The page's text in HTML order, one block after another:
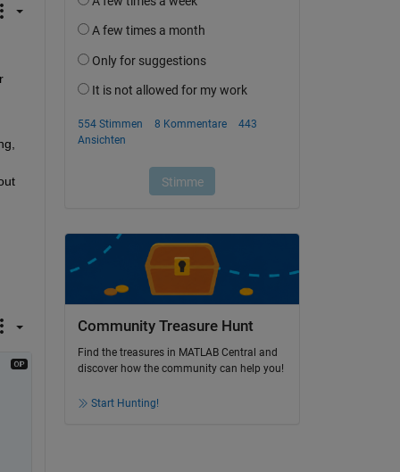
Community Treasure Hunt
Find the treasures in MATLAB Central and
discover how the community can help you!
Start Hunting!